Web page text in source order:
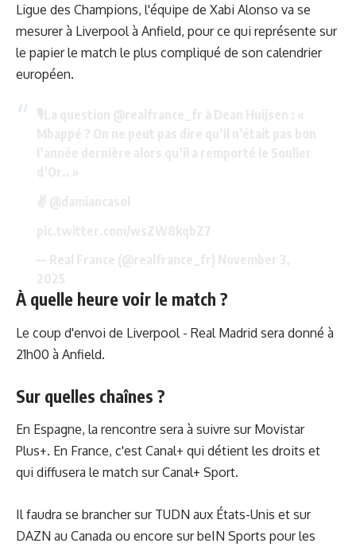
Ligue des Champions, l'équipe de Xabi Alonso va se
mesurer à Liverpool à Anfield, pour ce qui représente sur
le papier le match le plus compliqué de son calendrier
européen.
À quelle heure voir le match ?
Le coup d'envoi de Liverpool - Real Madrid sera donné à
21h00 à Anfield.
Sur quelles chaînes ?
En Espagne, la rencontre sera à suivre sur Movistar
Plus+. En France, c'est Canal+ qui détient les droits et
qui diffusera le match sur Canal+ Sport.
Il faudra se brancher sur TUDN aux États-Unis et sur
DAZN au Canada ou encore sur beIN Sports pour les